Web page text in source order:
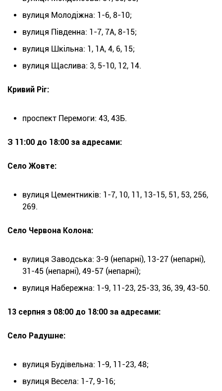
вулиця Молодіжна: 1-6, 8-10;
вулиця Південна: 1-7, 7А, 8-15;
вулиця Шкільна: 1, 1А, 4, 6, 15;
вулиця Щаслива: 3, 5-10, 12, 14.
Кривий Ріг:
проспект Перемоги: 43, 43Б.
З 11:00 до 18:00 за адресами:
Село Жовте:
вулиця Цементників: 1-7, 10, 11, 13-15, 51, 53, 256,
269.
Село Червона Колона:
вулиця Заводська: 3-9 (непарні), 13-27 (непарні),
31-45 (непарні), 49-57 (непарні);
вулиця Набережна: 1-9, 11-23, 25-33, 36, 39, 43-50.
13 серпня з 08:00 до 18:00 за адресами:
Село Радушне:
вулиця Будівельна: 1-9, 11-23, 48;
вулиця Весела: 1-7, 9-16;